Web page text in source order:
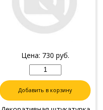
Цена: 730 руб.
Добавить в корзину